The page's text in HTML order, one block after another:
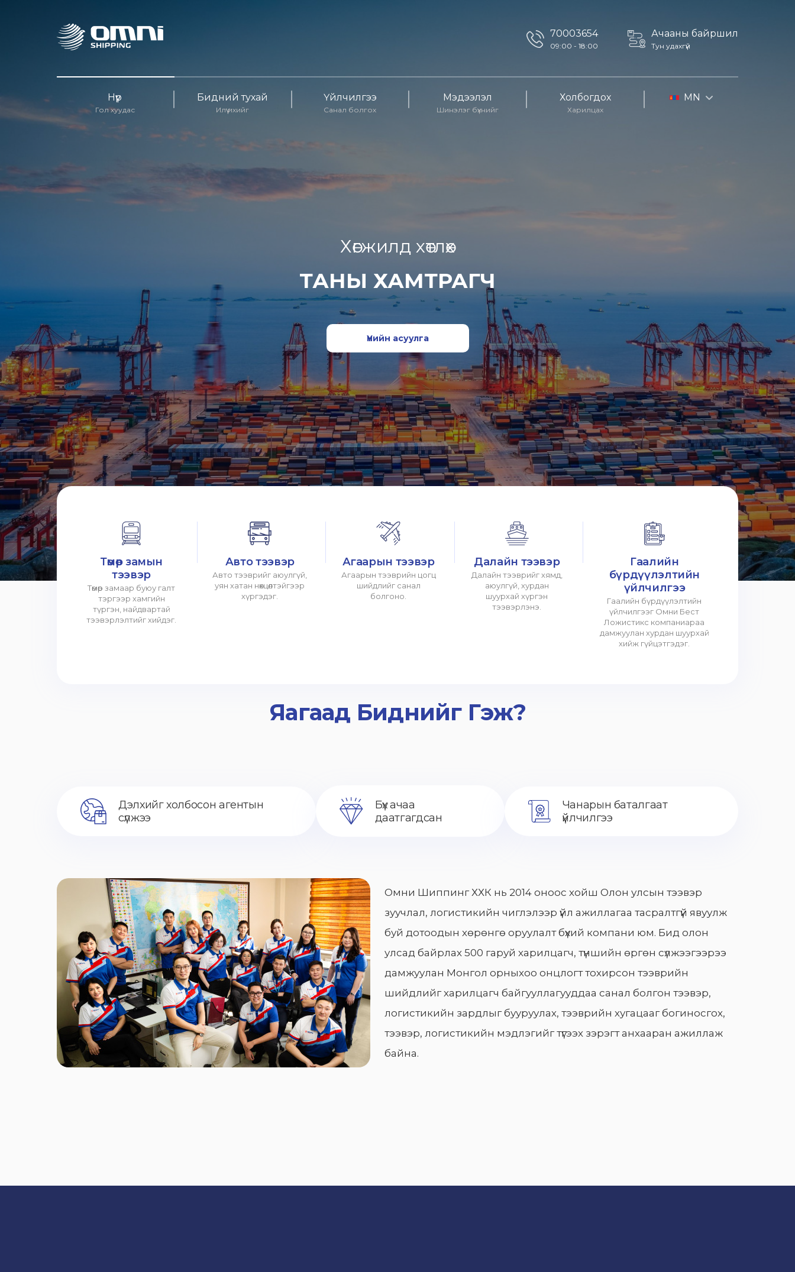
70003654
09:00 - 18:00
Ачааны байршил
Тун удахгүй
Нүүр
Гол хуудас
Бидний тухай
Илүү ихийг
Үйлчилгээ
Санал болгох
Мэдээлэл
Шинэлэг бүхнийг
Холбогдох
Харилцах
MN
Хөгжилд хөтлөх
ТАНЫ ХАМТРАГЧ
Үнийн асуулга
Төмөр замын
тээвэр
Төмөр замаар буюу галт
тэргээр хамгийн
түргэн, найдвартай
тээвэрлэлтийг хийдэг.
Авто тээвэр
Авто тээврийг аюулгүй,
уян хатан нөхцөлтэйгээр
хүргэдэг.
Агаарын тээвэр
Агаарын тээврийн цогц
шийдлийг санал
болгоно.
Далайн тээвэр
Далайн тээврийг хямд,
аюулгүй, хурдан
шуурхай хүргэн
тээвэрлэнэ.
Гаалийн
бүрдүүлэлтийн
үйлчилгээ
Гаалийн бүрдүүлэлтийн
үйлчилгээг Омни Бест
Ложистикс компаниараа
дамжуулан хурдан шуурхай
хийж гүйцэтгэдэг.
Яагаад Биднийг Гэж?
Дэлхийг холбосон агентын
сүлжээ
Бүх ачаа
даатгагдсан
Чанарын баталгаат
үйлчилгээ
Омни Шиппинг ХХК нь 2014 оноос хойш Олон улсын тээвэр
зуучлал, логистикийн чиглэлээр үйл ажиллагаа тасралтгүй явуулж
буй дотоодын хөрөнгө оруулалт бүхий компани юм. Бид олон
улсад байрлах 500 гаруй харилцагч, түншийн өргөн сүлжээгээрээ
дамжуулан Монгол орныхоо онцлогт тохирсон тээврийн
шийдлийг харилцагч байгууллагууддаа санал болгон тээвэр,
логистикийн зардлыг бууруулах, тээврийн хугацааг богиносгох,
тээвэр, логистикийн мэдлэгийг түгээх зэрэгт анхааран ажиллаж
байна.